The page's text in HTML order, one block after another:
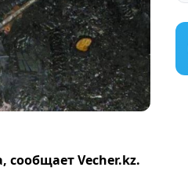
сообщает Vecher.kz.